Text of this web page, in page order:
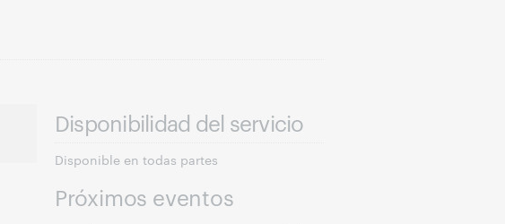
Disponibilidad del servicio
Disponible en todas partes
Próximos eventos